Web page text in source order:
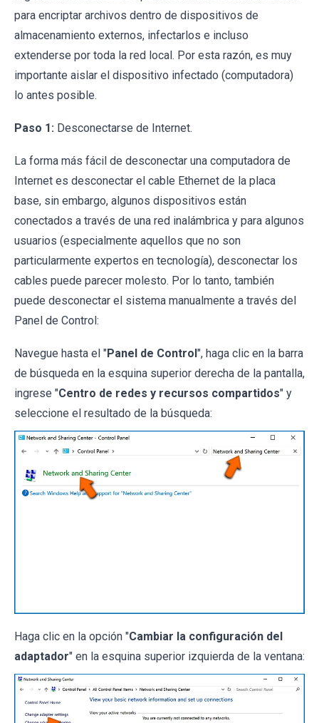
para encriptar archivos dentro de dispositivos de
almacenamiento externos, infectarlos e incluso
extenderse por toda la red local. Por esta razón, es muy
importante aislar el dispositivo infectado (computadora)
lo antes posible.
Paso 1: Desconectarse de Internet.
La forma más fácil de desconectar una computadora de
Internet es desconectar el cable Ethernet de la placa
base, sin embargo, algunos dispositivos están
conectados a través de una red inalámbrica y para algunos
usuarios (especialmente aquellos que no son
particularmente expertos en tecnología), desconectar los
cables puede parecer molesto. Por lo tanto, también
puede desconectar el sistema manualmente a través del
Panel de Control:
Navegue hasta el "Panel de Control", haga clic en la barra
de búsqueda en la esquina superior derecha de la pantalla,
ingrese "Centro de redes y recursos compartidos" y
seleccione el resultado de la búsqueda:
Haga clic en la opción "Cambiar la configuración del
adaptador" en la esquina superior izquierda de la ventana: